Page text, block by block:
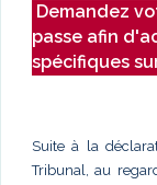
Demandez
passe afin
spécifiques
Suite à la
Tribunal, au